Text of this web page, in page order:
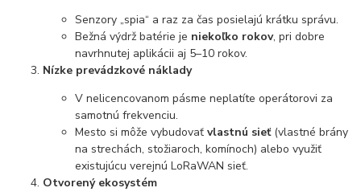
Senzory „spia“ a raz za čas posielajú krátku správu.
Bežná výdrž batérie je niekoľko rokov, pri dobre
navrhnutej aplikácii aj 5–10 rokov.
Nízke prevádzkové náklady
V nelicencovanom pásme neplatíte operátorovi za
samotnú frekvenciu.
Mesto si môže vybudovaťvlastnú sieť(vlastné brány
na strechách, stožiaroch, komínoch) alebo využiť
existujúcu verejnú LoRaWAN sieť.
Otvorený ekosystém